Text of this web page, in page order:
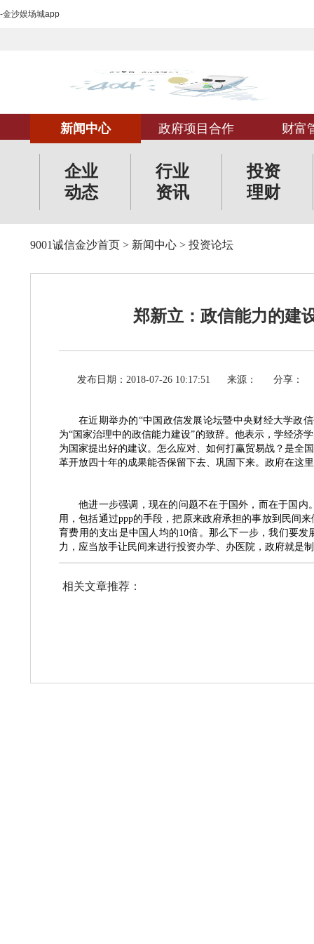
-金沙娱场城app
新闻中心 政府项目合作 财富
企业
动态
行业
资讯
投资
理财
9001诚信金沙首页 > 新闻中心 > 投资论坛
郑新立：政信能力的建
发布日期：2018-07-26 10:17:51 来源： 分享：
在近期举办的“中国政信发展论坛暨中央财经大学政
为“国家治理中的政信能力建设”的致辞。他表示，学经济
为国家提出好的建议。怎么应对、如何打赢贸易战？是全
革开放四十年的成果能否保留下去、巩固下来。政府在这
他进一步强调，现在的问题不在于国外，而在于国
用，包括通过ppp的手段，把原来政府承担的事放到民间
育费用的支出是中国人均的10倍。那么下一步，我们要
力，应当放手让民间来进行投资办学、办医院，政府就是
相关文章推荐：